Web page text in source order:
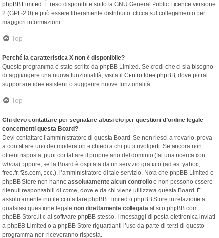
phpBB Limited . È reso disponibile sotto la GNU General Public Licence versione
2 (GPL-2.0) e può essere liberamente distribuito; clicca sul collegamento per
maggiori informazioni.
Top
Perché la caratteristica X non è disponibile?
Questo programma è stato scritto da phpBB Limited. Se credi che ci sia bisogno
di aggiungere una nuova funzionalità, visita il Centro Idee phpBB, dove potrai
supportare idee esistenti o suggerire nuove funzionalità.
Top
Chi devo contattare per segnalare abusi e/o per questioni d’ordine legale
concernenti questa Board?
Devi contattare l’amministratore di questa Board. Se non riesci a trovarlo, prova
a contattare uno dei moderatori e chiedi a chi puoi rivolgerti. Se ancora non
ottieni risposta, puoi contattare il proprietario del dominio (fai una ricerca con
whois) oppure, se la Board è ospitata da un servizio gratuito (ad es. yahoo,
free.fr, f2s.com, ecc.), l’amministratore di tale servizio. Nota che phpBB Limited e
phpBB Store non hanno assolutamente alcun controllo e non possono essere
ritenuti responsabili di come, dove e da chi viene utilizzata questa Board. È
assolutamente inutile contattare phpBB Limited o phpBB Store in relazione a
qualsiasi questione legale non direttamente collegata al sito phpBB.com,
phpBB-Store.it o al software phpBB stesso. I messaggi di posta elettronica inviati
a phpBB Limited o a phpBB Store riguardanti l’uso da parte di terzi di questo
programma non riceveranno risposta.